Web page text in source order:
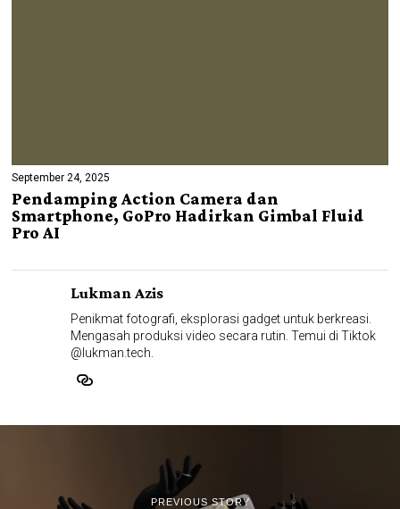
September 24, 2025
Pendamping Action Camera dan
Smartphone, GoPro Hadirkan Gimbal Fluid
Pro AI
Lukman Azis
Penikmat fotografi, eksplorasi gadget untuk berkreasi.
Mengasah produksi video secara rutin. Temui di Tiktok
@lukman.tech.
PREVIOUS STORY